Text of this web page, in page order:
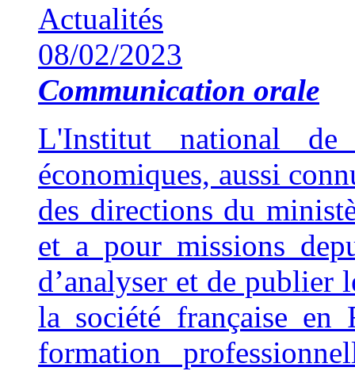
Actualités
08/02/2023
Communication orale
L'Institut national
économiques, aussi
des directions du
et a pour missions
d’analyser et de publier
la société française en
formation